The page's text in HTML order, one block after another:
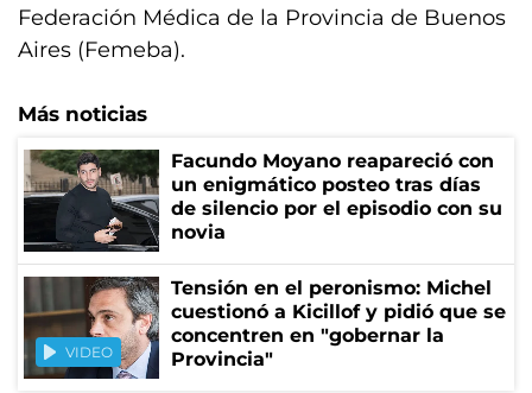
Federación Médica de la Provincia de Buenos
Aires (Femeba).
Más noticias
Facundo Moyano reapareció con
un enigmático posteo tras días
de silencio por el episodio con su
novia
VIDEO
Tensión en el peronismo: Michel
cuestionó a Kicillof y pidió que se
concentren en "gobernar la
Provincia"